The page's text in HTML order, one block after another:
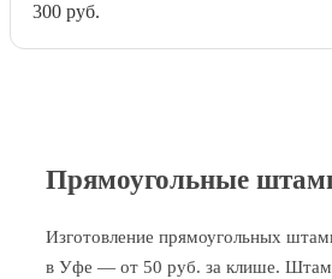
300 руб.
Прямоугольные
Изготовление прямоугольных
в Уфе — от 50 руб. за клише.